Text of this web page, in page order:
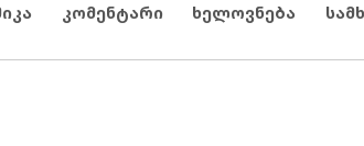
კომენტარი ხელოვნება